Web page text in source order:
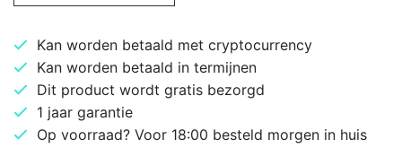
Kan worden betaald met cryptocurrency
Kan worden betaald in termijnen
Dit product wordt gratis bezorgd
1 jaar garantie
Op voorraad? Voor 18:00 besteld morgen in huis